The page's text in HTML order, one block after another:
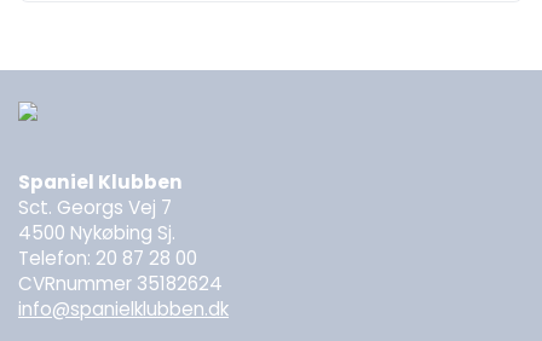
Spaniel Klubben
Sct. Georgs Vej 7
4500 Nykøbing Sj.
Telefon: 20 87 28 00
CVRnummer 35182624
info@spanielklubben.dk